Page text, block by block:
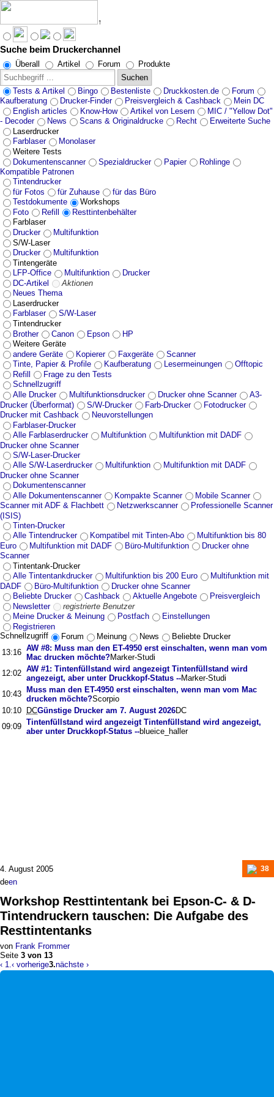
↑
Suche beim Druckerchannel
Überall Artikel Forum
Produkte
Suchen
Tests & Artikel
Bingo Bestenliste Druckkosten.de
Forum
Kaufberatung
Drucker-Finder Preisvergleich & Cashback
Mein DC
English articles
Know-How Artikel von Lesern
MIC / "Yellow Dot"
- Decoder
News Scans & Originaldrucke Recht
Erweiterte Suche
Laserdrucker
Farblaser
Monolaser
Weitere Tests
Dokumentenscanner
Spezialdrucker Papier
Rohlinge
Kompatible Patronen
Tintendrucker
für Fotos
für Zuhause
für das Büro
Testdokumente
Workshops
Foto
Refill
Resttintenbehälter
Farblaser
Drucker
Multifunktion
S/W-Laser
Drucker
Multifunktion
Tintengeräte
LFP-Office
Multifunktion
Drucker
DC-Artikel
Aktionen
Neues Thema
Laserdrucker
Farblaser
S/W-Laser
Tintendrucker
Brother
Canon Epson
HP
Weitere Geräte
andere Geräte
Kopierer Faxgeräte
Scanner
Tinte, Papier & Profile
Kaufberatung Lesermeinungen
Offtopic
Refill
Frage zu den Tests
Schnellzugriff
Alle Drucker
Multifunktionsdrucker Drucker ohne Scanner
A3-
Drucker (Überformat)
S/W-Drucker Farb-Drucker
Fotodrucker
Drucker mit Cashback
Neuvorstellungen
Farblaser-Drucker
Alle Farblaserdrucker
Multifunktion
Multifunktion mit DADF
Drucker ohne Scanner
S/W-Laser-Drucker
Alle S/W-Laserdrucker
Multifunktion
Multifunktion mit DADF
Drucker ohne Scanner
Dokumentenscanner
Alle Dokumentenscanner
Kompakte Scanner
Mobile Scanner
Scanner mit ADF & Flachbett
Netzwerkscanner
Professionelle Scanner
(ISIS)
Tinten-Drucker
Alle Tintendrucker
Kompatibel mit Tinten-Abo
Multifunktion bis 80
Euro
Multifunktion mit DADF Büro-Multifunktion
Drucker ohne
Scanner
Tintentank-Drucker
Alle Tintentankdrucker
Multifunktion bis 200 Euro
Multifunktion mit
DADF
Büro-Multifunktion
Drucker ohne Scanner
Beliebte Drucker
Cashback Aktuelle Angebote
Preisvergleich
Newsletter
registrierte Benutzer
Meine Drucker & Meinung
Postfach
Einstellungen
Registrieren
Schnellzugriff
Forum Meinung News
Beliebte Drucker
13:16 AW #8: Muss man den ET-4950 erst einschalten, wenn man vom
Mac drucken möchte?Marker-Studi
12:02 AW #1: Tintenfüllstand wird angezeigt Tintenfüllstand wird
angezeigt, aber unter Druckkopf-Status --Marker-Studi
10:43
Muss man den ET-4950 erst einschalten, wenn man vom Mac
drucken möchte?Scorpio
10:10
DCGünstige Drucker am 7. August 2026DC
09:09 Tintenfüllstand wird angezeigt Tintenfüllstand wird angezeigt,
aber unter Druckkopf-Status --blueice_haller
4. August 2005 38
deen
Workshop Resttintentank bei Epson-C- & D-
Tintendruckern tauschen: Die Aufgabe des
Resttintentanks
von Frank Frommer
Seite 3 von 13
‹ 1.‹ vorherige3.nächste ›
Angebote werden geladen...